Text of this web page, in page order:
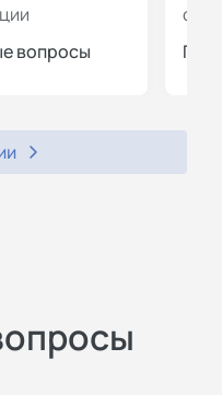
вопросы